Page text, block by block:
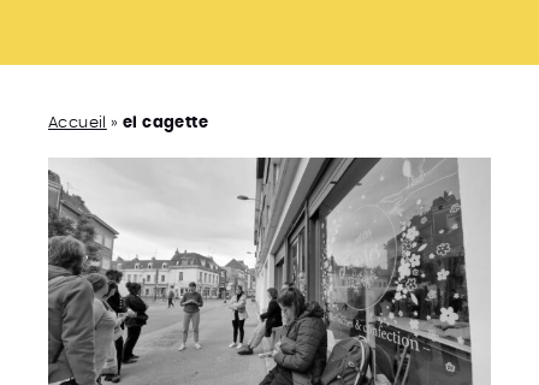
Accueil »el cagette